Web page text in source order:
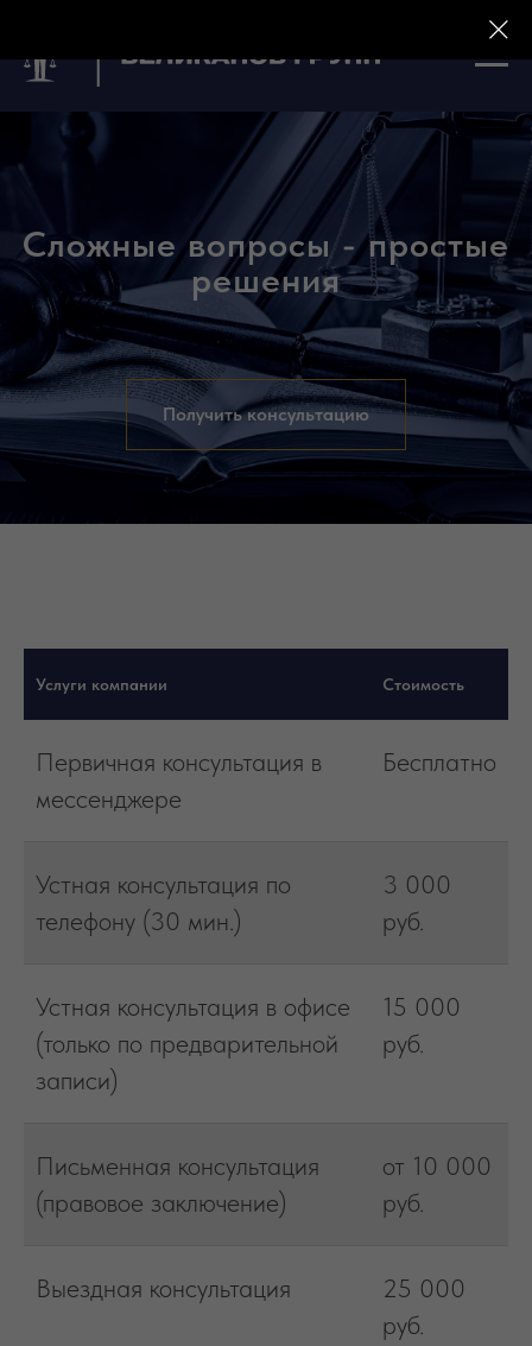
Сложные вопросы - простые
решения
Получить консультацию
Услуги компании Стоимость
Первичная консультация в
мессенджере
Бесплатно
Устная консультация по
телефону (30 мин.)
3 000
руб.
Устная консультация в офисе
(только по предварительной
записи)
15 000
руб.
Письменная консультация
(правовое заключение)
от 10 000
руб.
Выездная консультация
25 000
руб.